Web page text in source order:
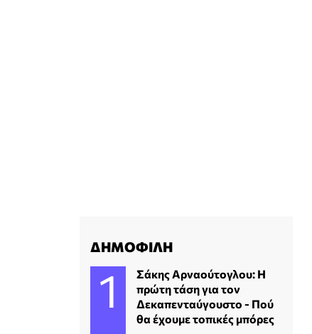
ΔΗΜΟΦΙΛΗ
Σάκης Αρναούτογλου: Η
πρώτη τάση για τον
Δεκαπενταύγουστο - Πού
θα έχουμε τοπικές μπόρες